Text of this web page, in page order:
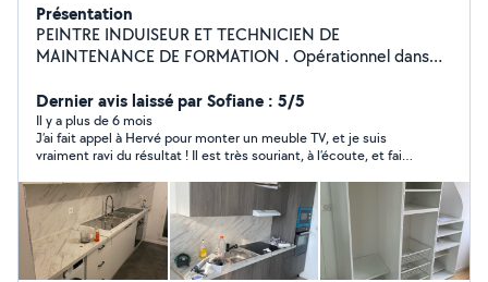
Présentation
PEINTRE INDUISEUR ET TECHNICIEN DE
MAINTENANCE DE FORMATION . Opérationnel dans
Tapisserie - Électricité - Pose cuisine - Pose parquet et
tout types de soles - Dépannage électroménagère - Et
tout autre type de bricolages
Dernier avis laissé par Sofiane : 5/5
Il y a plus de 6 mois
J’ai fait appel à Hervé pour monter un meuble TV, et je suis
vraiment ravi du résultat ! Il est très souriant, à l’écoute, et fait
de bien faire chaque détail et de s’assurer que tout soit parfait.
C’est quelqu’un de solaire, professionnel et passionné par ce
qu’il fait. Je recommande les yeux fermés !